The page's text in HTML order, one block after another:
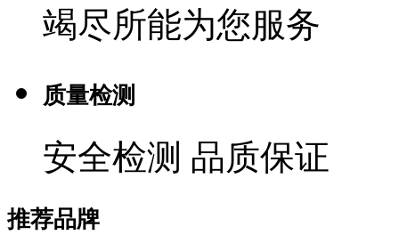
竭尽所能为您服务
质量检测
安全检测 品质保证
推荐品牌